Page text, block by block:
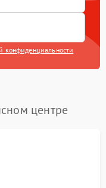
конфиденциальности
центре